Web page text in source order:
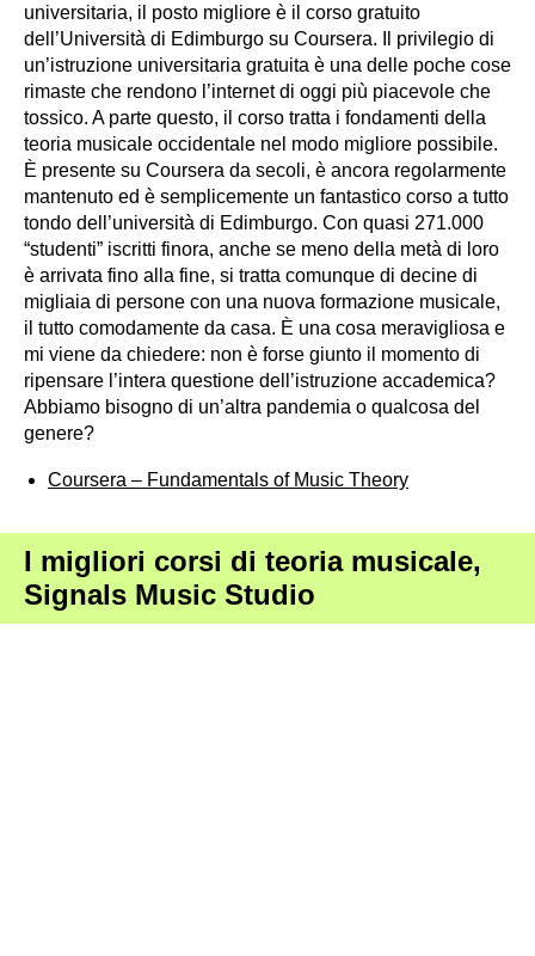
universitaria, il posto migliore è il corso gratuito
dell’Università di Edimburgo su Coursera. Il privilegio di
un’istruzione universitaria gratuita è una delle poche cose
rimaste che rendono l’internet di oggi più piacevole che
tossico. A parte questo, il corso tratta i fondamenti della
teoria musicale occidentale nel modo migliore possibile.
È presente su Coursera da secoli, è ancora regolarmente
mantenuto ed è semplicemente un fantastico corso a tutto
tondo dell’università di Edimburgo. Con quasi 271.000
“studenti” iscritti finora, anche se meno della metà di loro
è arrivata fino alla fine, si tratta comunque di decine di
migliaia di persone con una nuova formazione musicale,
il tutto comodamente da casa. È una cosa meravigliosa e
mi viene da chiedere: non è forse giunto il momento di
ripensare l’intera questione dell’istruzione accademica?
Abbiamo bisogno di un’altra pandemia o qualcosa del
genere?
Coursera – Fundamentals of Music Theory
I migliori corsi di teoria musicale,
Signals Music Studio